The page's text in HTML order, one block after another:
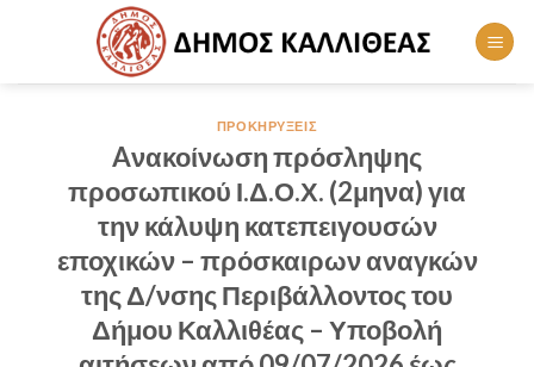
ΠΡΟΚΗΡΎΞΕΙΣ
Aνακοίνωση πρόσληψης
προσωπικού Ι.Δ.Ο.Χ. (2μηνα) για
την κάλυψη κατεπειγουσών
εποχικών – πρόσκαιρων αναγκών
της Δ/νσης Περιβάλλοντος του
Δήμου Καλλιθέας – Υποβολή